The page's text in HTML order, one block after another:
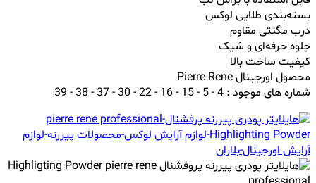
بسته‌بندی طلایی لوکس
درب مگنتی مقاوم
جلوه حرفه‌ای و شیک
کیفیت ساخت بالا
محصول اورجینال Pierre Rene
شماره های موجود : 4 - 5 - 15 - 16 - 22 - 30 - 37 - 38 - 39